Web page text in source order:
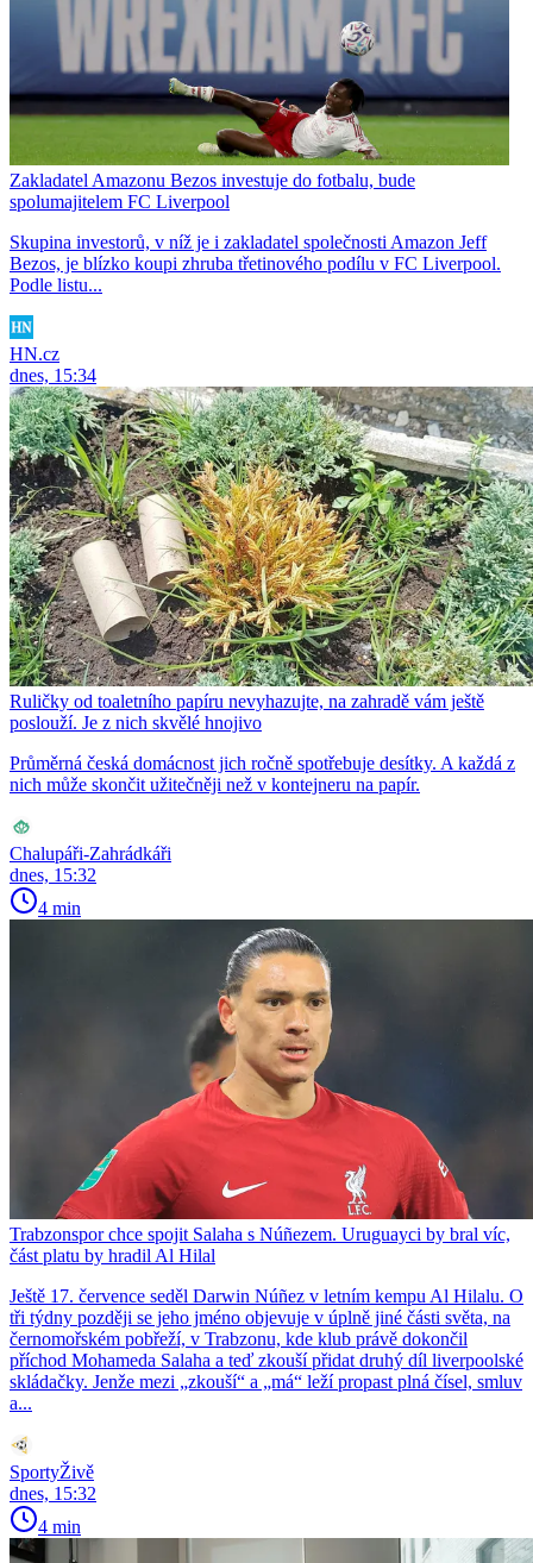
Zakladatel Amazonu Bezos investuje do fotbalu, bude
spolumajitelem FC Liverpool
Skupina investorů, v níž je i zakladatel společnosti Amazon Jeff
Bezos, je blízko koupi zhruba třetinového podílu v FC Liverpool.
Podle listu...
HN.cz
dnes, 15:34
Ruličky od toaletního papíru nevyhazujte, na zahradě vám ještě
poslouží. Je z nich skvělé hnojivo
Průměrná česká domácnost jich ročně spotřebuje desítky. A každá z
nich může skončit užitečněji než v kontejneru na papír.
Chalupáři-Zahrádkáři
dnes, 15:32
4 min
Trabzonspor chce spojit Salaha s Núñezem. Uruguayci by bral víc,
část platu by hradil Al Hilal
Ještě 17. července seděl Darwin Núñez v letním kempu Al Hilalu. O
tři týdny později se jeho jméno objevuje v úplně jiné části světa, na
černomořském pobřeží, v Trabzonu, kde klub právě dokončil
příchod Mohameda Salaha a teď zkouší přidat druhý díl liverpoolské
skládačky. Jenže mezi „zkouší“ a „má“ leží propast plná čísel, smluv
a...
SportyŽivě
dnes, 15:32
4 min